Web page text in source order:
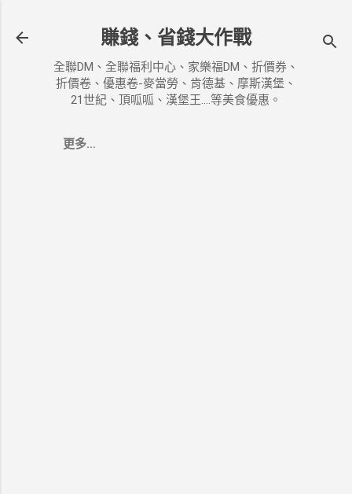
賺錢、省錢大作戰
全聯DM、全聯福利中心、家樂福DM、折價券、
折價卷、優惠卷-麥當勞、肯德基、摩斯漢堡、
21世紀、頂呱呱、漢堡王....等美食優惠。
更多…